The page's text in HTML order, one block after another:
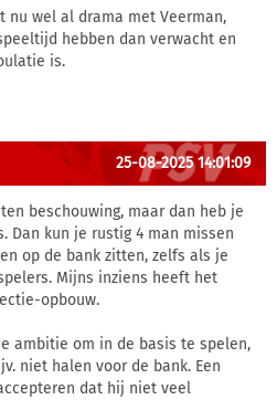
nu wel al drama met Veerman,
hebben dan verwacht en
is.
25-08-2025 14:01:09
beschouwing, maar dan heb je
Dan kun je rustig 4 man missen
op de bank zitten, zelfs als je
Mijns inziens heeft het
opbouw.
ambitie om in de basis te spelen,
niet halen voor de bank. Een
dat hij niet veel